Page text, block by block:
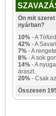
Ön mit
nyárban?
10% - A
42% - A
7% - A
8% - A sok
14% - A
áraszt.
20% - Csak
Összesen